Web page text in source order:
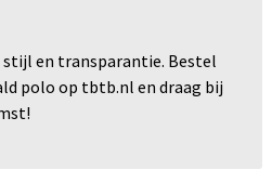
stijl en transparantie. Bestel
polo op tbtb.nl en draag bij